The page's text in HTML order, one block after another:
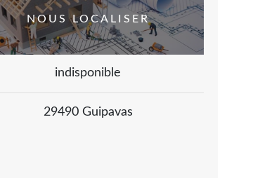
NOUS LOCALISER
indisponible
29490 Guipavas